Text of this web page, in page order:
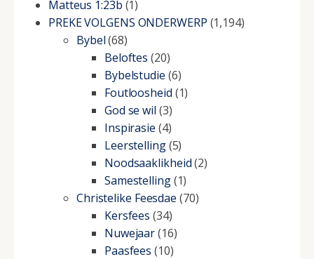
Matteus 1:23b (1)
PREKE VOLGENS ONDERWERP (1,194)
Bybel(68)
Beloftes (20)
Bybelstudie (6)
Foutloosheid (1)
God se wil (3)
Inspirasie (4)
Leerstelling(5)
Noodsaaklikheid(2)
Samestelling(1)
Christelike Feesdae (70)
Kersfees (34)
Nuwejaar(16)
Paasfees (10)